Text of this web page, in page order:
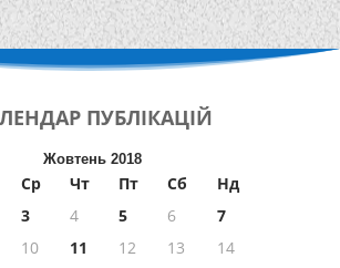
ПУБЛІКАЦІЙ
Жовтень 2018
Ср Чт Пт Сб
Нд
3 4 5 6
7
10 11 12 13
14